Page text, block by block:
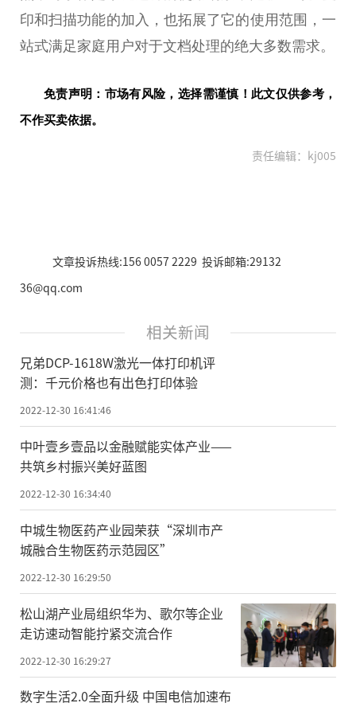
印和扫描功能的加入，也拓展了它的使用范围，一
站式满足家庭用户对于文档处理的绝大多数需求。
免责声明：市场有风险，选择需谨慎！此文仅供参考，
不作买卖依据。
责任编辑：kj005
文章投诉热线:156 0057 2229 投诉邮箱:29132
36@qq.com
相关新闻
兄弟DCP-1618W激光一体打印机评
测：千元价格也有出色打印体验
2022-12-30 16:41:46
中叶壹乡壹品以金融赋能实体产业——
共筑乡村振兴美好蓝图
2022-12-30 16:34:40
中城生物医药产业园荣获“深圳市产
城融合生物医药示范园区”
2022-12-30 16:29:50
松山湖产业局组织华为、歌尔等企业
走访速动智能拧紧交流合作
2022-12-30 16:29:27
数字生活2.0全面升级 中国电信加速布